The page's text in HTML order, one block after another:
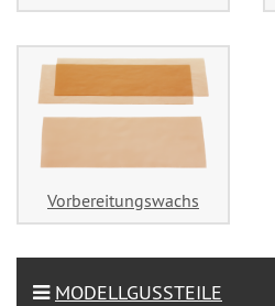
Vorbereitungswachs
MODELLGUSSTEILE